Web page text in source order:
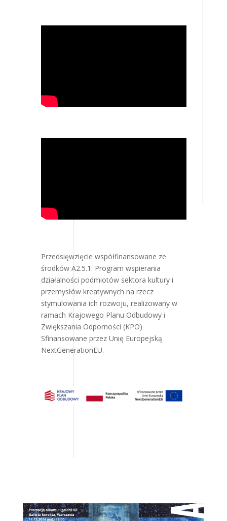
Przedsięwzięcie współfinansowane ze
środków A2.5.1: Program wspierania
działalności podmiotów sektora kultury i
przemysłów kreatywnych na rzecz
stymulowania ich rozwoju, realizowany w
ramach Krajowego Planu Odbudowy i
Zwiększania Odporności (KPO)
Sfinansowane przez Unię Europejską
NextGenerationEU.